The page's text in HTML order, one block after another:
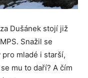
Dušánek stojí již
Snažil se
mladé i starší,
mu to daří? A čím